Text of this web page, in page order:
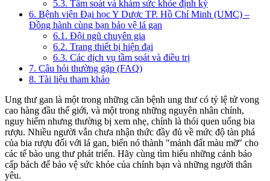
5.3. Tầm soát và khám sức khỏe định kỳ
6. Bệnh viện Đại học Y Dược TP. Hồ Chí Minh (UMC) –
Đồng hành cùng bạn bảo vệ lá gan
6.1. Đội ngũ chuyên gia
6.2. Trang thiết bị hiện đại
6.3. Các dịch vụ tầm soát và điều trị
7. Câu hỏi thường gặp (FAQ)
8. Tài liệu tham khảo
Ung thư gan là một trong những căn bệnh ung thư có tỷ lệ tử vong
cao hàng đầu thế giới, và một trong những nguyên nhân chính,
nguy hiểm nhưng thường bị xem nhẹ, chính là thói quen uống bia
rượu. Nhiều người vẫn chưa nhận thức đầy đủ về mức độ tàn phá
của bia rượu đối với lá gan, biến nó thành "mảnh đất màu mỡ" cho
các tế bào ung thư phát triển. Hãy cùng tìm hiểu những cảnh báo
cấp bách để bảo vệ sức khỏe của chính bạn và những người thân
yêu.